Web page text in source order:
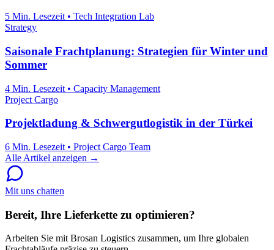
5 Min. Lesezeit • Tech Integration Lab
Strategy
Saisonale Frachtplanung: Strategien für Winter und
Sommer
4 Min. Lesezeit • Capacity Management
Project Cargo
Projektladung & Schwergutlogistik in der Türkei
6 Min. Lesezeit • Project Cargo Team
Alle Artikel anzeigen →
Mit uns chatten
Bereit, Ihre Lieferkette zu optimieren?
Arbeiten Sie mit Brosan Logistics zusammen, um Ihre globalen